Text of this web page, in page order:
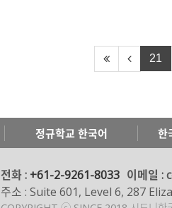
21
정규학교 한국어 한
전화 : +61-2-9261-8033 이메일 :
주소 : Suite 601, Level 6, 287